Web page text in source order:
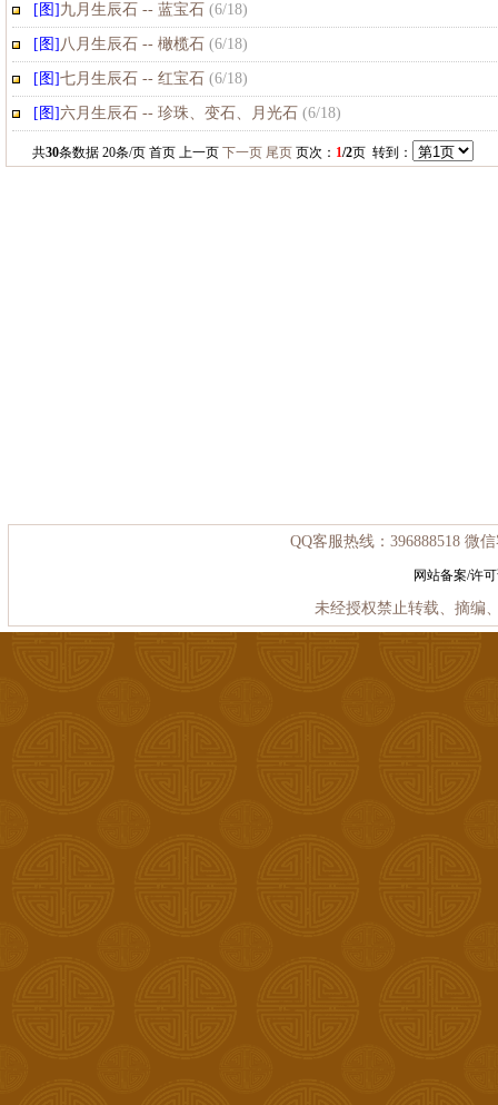
[图] 九月生辰石 -- 蓝宝石 (6/18)
[图] 八月生辰石 -- 橄榄石 (6/18)
[图]七月生辰石 -- 红宝石 (6/18)
[图]六月生辰石 -- 珍珠、变石、月光石 (6/18)
共30条数据 20条/页 首页 上一页 下一页 尾页页次： 1/2页 转到：
QQ客服热线：396888518 微
网站备案/许
未经授权禁止转载、摘编